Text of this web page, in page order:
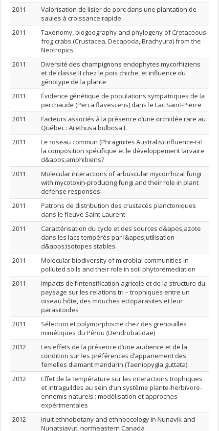
2011
Valorisation de lisier de porc dans une plantation de
saules à croissance rapide
2011
Taxonomy, biogeography and phylogeny of Cretaceous
frog crabs (Crustacea, Decapoda, Brachyura) from the
Neotropics
2011
Diversité des champignons endophytes mycorhiziens
et de classe II chez le pois chiche, et influence du
génotype de la plante
2011
Évidence génétique de populations sympatriques de la
perchaude (Perca flavescens) dans le Lac Saint-Pierre
2011
Facteurs associés à la présence d’une orchidée rare au
Québec : Arethusa bulbosa L
2011
Le roseau commun (Phragmites Australis) influence-t-il
la composition spécifique et le développement larvaire
d&apos;amphibiens?
2011
Molecular interactions of arbuscular mycorrhizal fungi
with mycotoxin-producing fungi and their role in plant
defense responses
2011
Patrons de distribution des crustacés planctoniques
dans le fleuve Saint-Laurent
2011
Caractérisation du cycle et des sources d&apos;azote
dans les lacs tempérés par l&apos;utilisation
d&apos;isotopes stables
2011
Molecular biodiversity of microbial communities in
polluted soils and their role in soil phytoremediation
2011
Impacts de l’intensification agricole et de la structure du
paysage sur les relations tri – trophiques entre un
oiseau hôte, des mouches ectoparasites et leur
parasitoïdes
2011
Sélection et polymorphisme chez des grenouilles
mimétiques du Pérou (Dendrobatidae)
2012
Les effets de la présence d’une audience et de la
condition sur les préférences d’appariement des
femelles diamant mandarin (Taeniopygia guttata)
2012
Effet de la température sur les interactions trophiques
et intraguildes au sein d’un système plante-herbivore-
ennemis naturels : modélisation et approches
expérimentales
2012
Inuit ethnobotany and ethnoecology in Nunavik and
Nunatsiavut, northeastern Canada